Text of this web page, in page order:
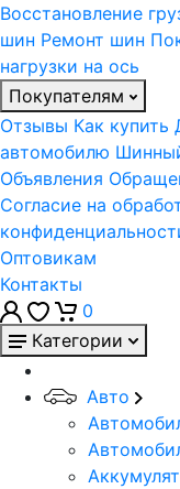
Восстановление
шин Ремонт шин
нагрузки на ось
Покупателям
Отзывы Как купить
автомобилю
Объявления
Согласие на
Оптовикам
Контакты
0
Категории
Авто